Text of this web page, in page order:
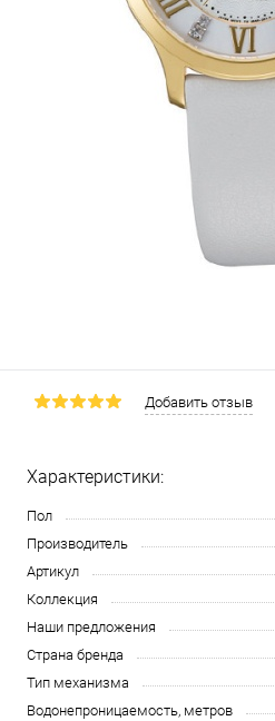
Добавить отзыв
Характеристики:
Пол
Производитель
Артикул
Коллекция
Наши предложения
Страна бренда
Тип механизма
Водонепроницаемость, метров